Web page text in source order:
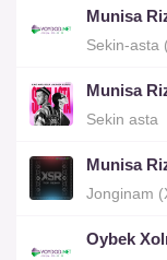
Munisa
Sekin-asta
Munisa
Sekin asta
Munisa
Jonginam
Oybek